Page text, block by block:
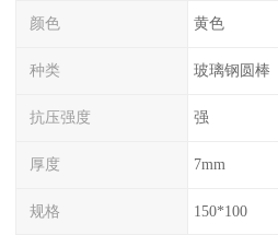
颜色 黄色
种类 玻璃钢圆棒
抗压强度 强
厚度 7mm
规格 150*100